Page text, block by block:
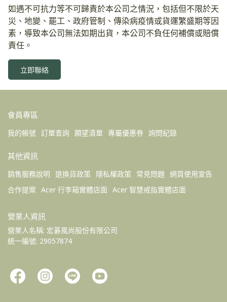
如遇不可抗力等不可歸責於本公司之情況，包括但不限於天
災、地變、罷工、政府管制、傳染病疫情或貨運繁盛期等因
素，導致本公司無法如期出貨，本公司不負任何補償或賠償
責任。
立即聯絡
會員專區
我的帳號 訂單查詢 願望清單 專屬優惠券 詢問紀錄
其他資訊
銷售服務說明 退換貨政策 隱私權政策 常見問題 網頁使用宣告
合作提案 Acer 行李箱實體店面 Acer 智慧戒指實體店面
營業人資訊
營業人名稱: 宏碁風尚股份有限公司
統一編號: 29057874